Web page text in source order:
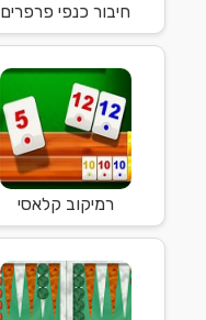
חיבור כנפי פרפרים
רמיקוב קלאסי